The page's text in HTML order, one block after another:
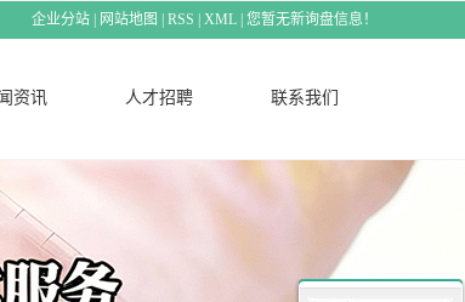
企业分站 网站地图 RSS XML 您暂无新询盘信息！
资讯 人才招聘 联系我们